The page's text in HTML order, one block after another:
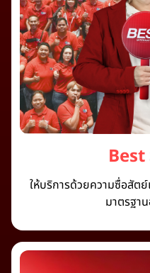
Best
ให้บริการด้วยความซื่อสัต
มาตรฐา